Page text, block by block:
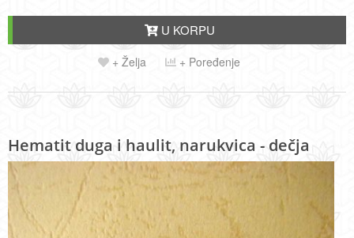
U KORPU
+ Želja + Poređenje
Hematit duga i haulit, narukvica - dečja